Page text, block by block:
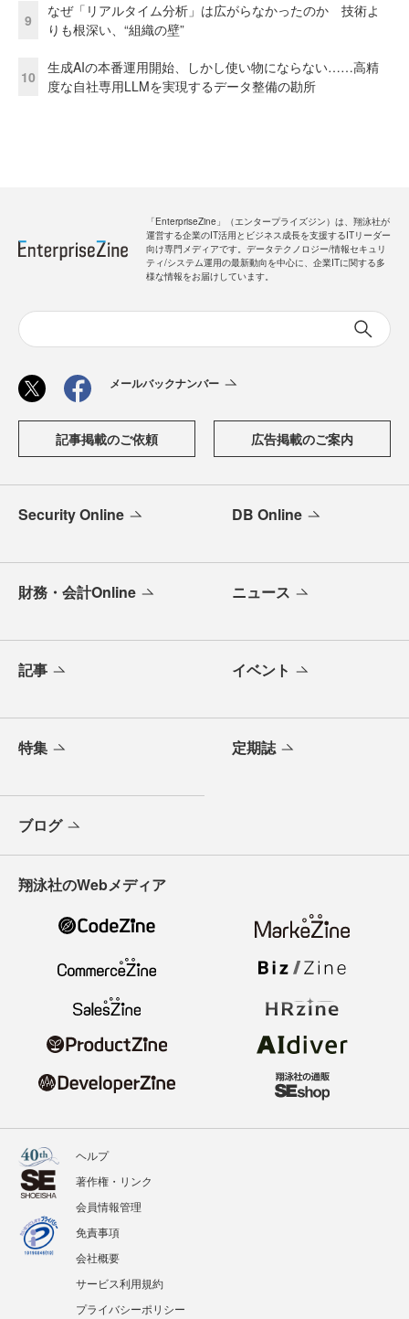
9
なぜ「リアルタイム分析」は広がらなかったのか 技術よ
りも根深い、“組織の壁”
10
生成AIの本番運用開始、しかし使い物にならない……高精
度な自社専用LLMを実現するデータ整備の勘所
「EnterpriseZine」（エンタープライズジン）は、翔泳社が
運営する企業のIT活用とビジネス成長を支援するITリーダー
向け専門メディアです。データテクノロジー/情報セキュリ
ティ/システム運用の最新動向を中心に、企業ITに関する多
様な情報をお届けしています。
メールバックナンバー
記事掲載のご依頼 広告掲載のご案内
Security Online DB Online
財務・会計Online ニュース
記事 イベント
特集 定期誌
ブログ
翔泳社のWebメディア
ヘルプ
著作権・リンク
会員情報管理
免責事項
会社概要
サービス利用規約
プライバシーポリシー